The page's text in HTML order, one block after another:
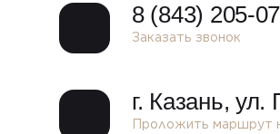
8 (843) 205-
Заказать звонок
г. Казань, ​ул.
Проложить маршрут